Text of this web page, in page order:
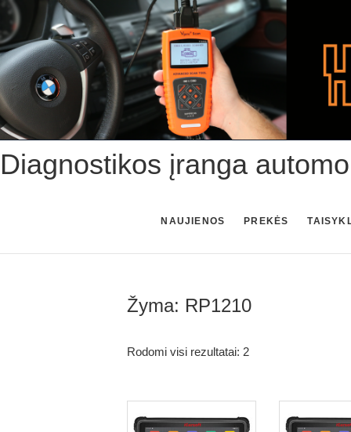
Skip
to
content
Diagnostikos įranga
NAUJIENOS PREKĖS
Žyma: RP1210
Rodomi visi rezultatai: 2